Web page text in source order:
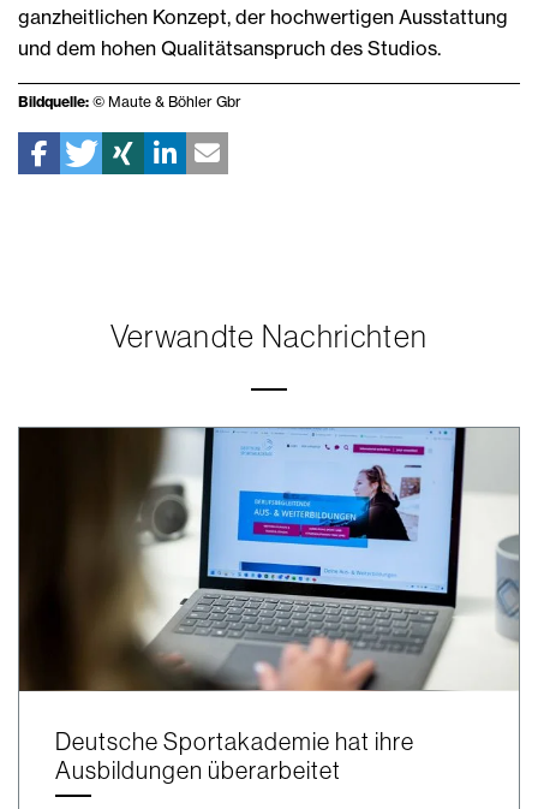
ganzheitlichen Konzept, der hochwertigen Ausstattung
und dem hohen Qualitätsanspruch des Studios.
Bildquelle: © Maute & Böhler Gbr
Verwandte Nachrichten
Deutsche Sportakademie hat ihre
Ausbildungen überarbeitet